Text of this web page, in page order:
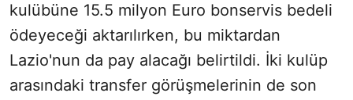
kulübüne 15.5 milyon Euro bonservis bedeli
ödeyeceği aktarılırken, bu miktardan
Lazio'nun da pay alacağı belirtildi. İki kulüp
arasındaki transfer görüşmelerinin de son